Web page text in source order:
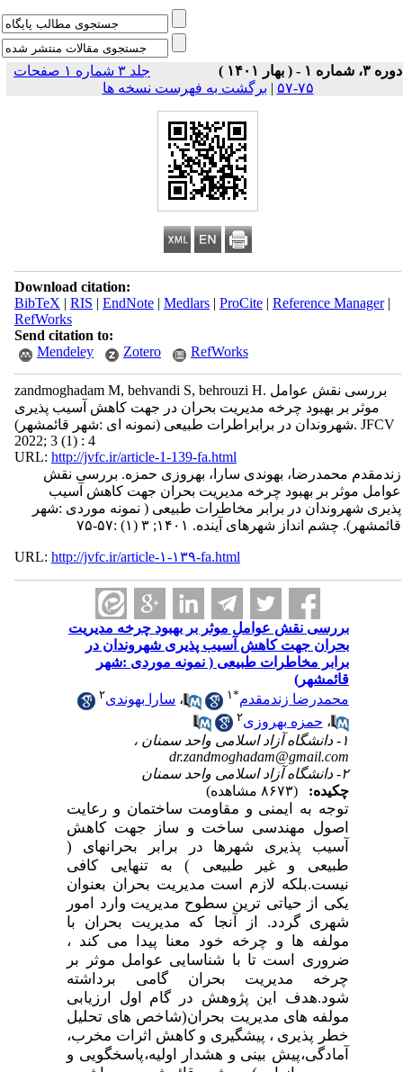
دوره ۳، شماره ۱ - ( بهار ۱۴۰۱ )
جلد ۳ شماره ۱ صفحات
۷۵-۵۷
| برگشت به فهرست نسخه ها
Download citation:
BibTeX | RIS | EndNote| Medlars| ProCite| Reference Manager|
RefWorks
Send citation to:
Mendeley
Zotero RefWorks
zandmoghadam M, behvandi S, behrouzi H. بررسی نقش عوامل
موثر بر بهبود چرخه مدیریت بحران در جهت کاهش آسیب پذیری
شهروندان در برابراطرات طبیعی (نمونه ای :شهر قائمشهر). JFCV
2022; 3 (1) : 4
URL: http://jvfc.ir/article-1-139-fa.html
زندمقدم محمدرضا، بهوندی سارا، بهروزی حمزه. بررسی نقش
عوامل موثر بر بهبود چرخه مدیریت بحران جهت کاهش آسیب
پذیری شهروندان در برابر مخاطرات طبیعی ( نمونه موردی :شهر
قائمشهر). چشم انداز شهرهای آینده. ۱۴۰۱; ۳ (۱) :۵۷-۷۵
URL: http://jvfc.ir/article-۱-۱۳۹-fa.html
بررسی نقش عوامل موثر بر بهبود چرخه مدیریت
بحران جهت کاهش آسیب پذیری شهروندان در
برابر مخاطرات طبیعی ( نمونه موردی :شهر
قائمشهر)
محمدرضا زندمقدم*۱ ، سارا بهوندی۲
، حمزه بهروزی۲
۱- دانشگاه آزاد اسلامی واحد سمنان ،
dr.zandmoghadam@gmail.com
۲- دانشگاه آزاد اسلامی واحد سمنان
چکیده:
(۸۶۷۳ مشاهده)
توجه به ایمنی و مقاومت ساختمان و رعایت
اصول مهندسی ساخت و ساز جهت کاهش
آسیب پذیری شهرها در برابر بحرانهای (
طبیعی و غیر طبیعی ) به تنهایی کافی
نیست.بلکه لازم است مدیریت بحران بعنوان
یکی از حیاتی ترین سطوح مدیریت وارد امور
شهری گردد. از آنجا که مدیریت بحران با
مولفه ها و چرخه خود معنا پیدا می کند ،
ضروری است تا با شناسایی عوامل موثر بر
چرخه مدیریت بحران گامی برداشته
شود.هدف این پژوهش در گام اول ارزیابی
مولفه های مدیریت بحران(‌شاخص های تحلیل
خطر پذیری ، پیشگیری و کاهش اثرات مخرب،
آمادگی،پیش بینی و هشدار اولیه،پاسخگویی و